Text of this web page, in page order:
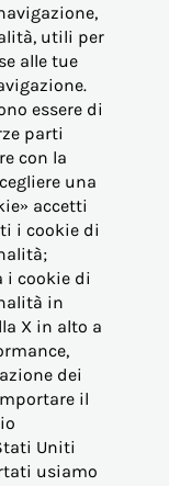
utili per
alle tue
essere di
parti
con la
una
accetti
i cookie di
i cookie di
in
X in alto a
dei
il
Uniti
usiamo